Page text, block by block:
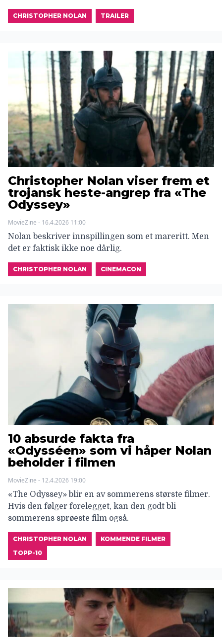
CHRISTOPHER NOLAN TRAILER
Christopher Nolan viser frem et
trojansk heste-angrep fra «The
Odyssey»
MovieZine - 16.4.2026 11:00
Nolan beskriver innspillingen som et mareritt. Men
det er faktisk ikke noe dårlig.
CHRISTOPHER NOLAN CINEMACON
10 absurde fakta fra
«Odysséen» som vi håper Nolan
beholder i filmen
MovieZine - 12.4.2026 19:00
«The Odyssey» blir en av sommerens største filmer.
Hvis den følger forelegget, kan den godt bli
sommerens sprøeste film også.
CHRISTOPHER NOLAN
KOMMENDE FILMER
TOPP-10